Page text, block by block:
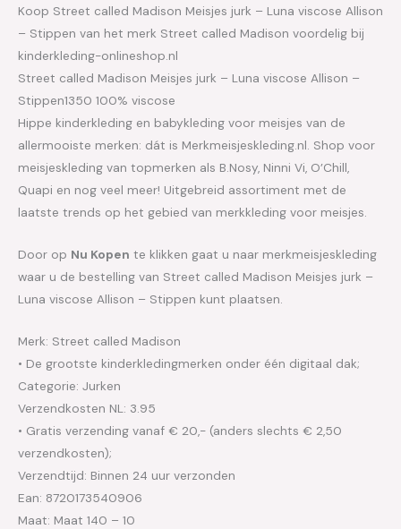
Koop Street called Madison Meisjes jurk – Luna viscose Allison
– Stippen van het merk Street called Madison voordelig bij
kinderkleding-onlineshop.nl
Street called Madison Meisjes jurk – Luna viscose Allison –
Stippen1350 100% viscose
Hippe kinderkleding en babykleding voor meisjes van de
allermooiste merken: dát is Merkmeisjeskleding.nl. Shop voor
meisjeskleding van topmerken als B.Nosy, Ninni Vi, O’Chill,
Quapi en nog veel meer! Uitgebreid assortiment met de
laatste trends op het gebied van merkkleding voor meisjes.
Door op Nu Kopen te klikken gaat u naar merkmeisjeskleding
waar u de bestelling van Street called Madison Meisjes jurk –
Luna viscose Allison – Stippen kunt plaatsen.
Merk: Street called Madison
• De grootste kinderkledingmerken onder één digitaal dak;
Categorie: Jurken
Verzendkosten NL: 3.95
• Gratis verzending vanaf € 20,- (anders slechts € 2,50
verzendkosten);
Verzendtijd: Binnen 24 uur verzonden
Ean: 8720173540906
Maat: Maat 140 – 10